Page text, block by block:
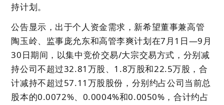
持计划。
公告显示，出于个人资金需求，新希望董事兼高管
陶玉岭、监事庞允东和高管李爽计划在7月1日—9月
30日期间，以集中竞价交易/大宗交易方式，分别减
持公司不超过32.81万股、1.8万股和22.5万股，合
计减持不超过57.11万股股份，分别约占公司当前总
股本的0.0072%、0.0004%和0.0050%，合计约占